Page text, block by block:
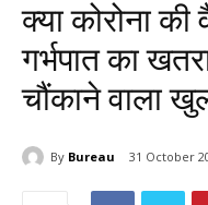
क्या कोरोना
गर्भपात का
चौंकाने वाला
By Bureau 31 October